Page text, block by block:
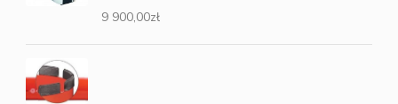
9 900,00zł